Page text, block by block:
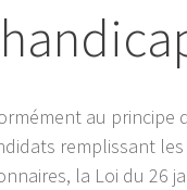
au principe
remplissant
la Loi du 26